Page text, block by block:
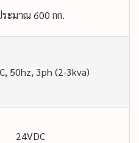
ะมาณ 600 กก.
50hz, 3ph (2-3kva)
24VDC